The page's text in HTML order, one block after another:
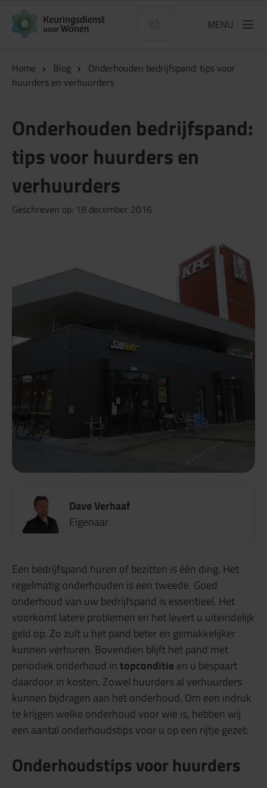
Logo Keuringsdienst voor Wonen
MENU
Home Blog
Onderhouden bedrijfspand: tips voor
huurders en verhuurders
Onderhouden bedrijfspand:
tips voor huurders en
verhuurders
Geschreven op: 18 december 2016
Dave Verhaaf
Eigenaar
Een bedrijfspand huren of bezitten is één ding. Het
regelmatig onderhouden is een tweede. Goed
onderhoud van uw bedrijfspand is essentieel. Het
voorkomt latere problemen en het levert u uiteindelijk
geld op. Zo zult u het pand beter en gemakkelijker
kunnen verhuren. Bovendien blijft het pand met
periodiek onderhoud in topconditieen u bespaart
daardoor in kosten. Zowel huurders al verhuurders
kunnen bijdragen aan het onderhoud. Om een indruk
te krijgen welke onderhoud voor wie is, hebben wij
een aantal onderhoudstips voor u op een rijtje gezet:
Onderhoudstips voor huurders